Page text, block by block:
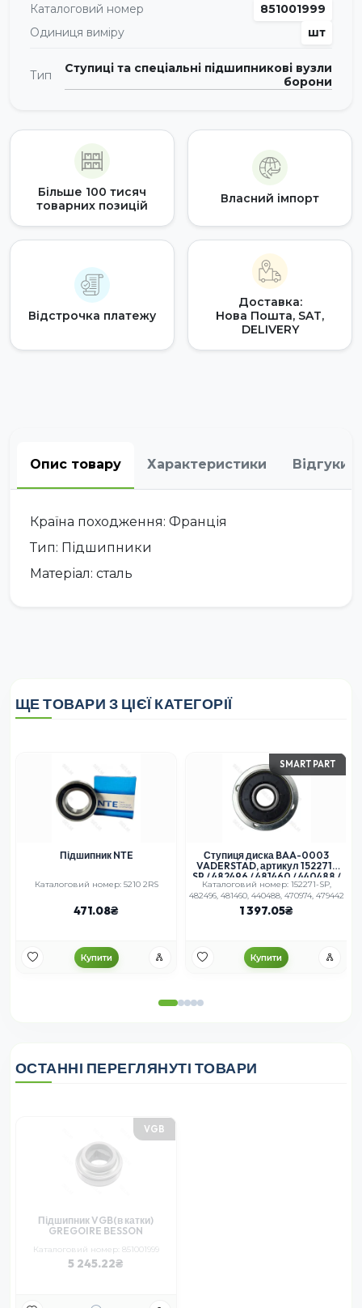
Каталоговий номер
851001999
Одиниця виміру
шт
Тип
Ступиці та спеціальні підшипникові вузли
борони
Більше 100 тисяч
товарних позицій
Власний імпорт
Відстрочка платежу
Доставка:
Нова Пошта, SAT,
DELIVERY
Опис товару Характеристики Відгуки
Країна походження: Франція
Тип: Підшипники
Матеріал: сталь
ЩЕ ТОВАРИ З ЦІЄЇ КАТЕГОРІЇ
Підшипник NTE
Каталоговий номер: 5210 2RS
471.08
Купити
SMART PART
Ступиця диска BAA-0003
VADERSTAD, артикул 152271-
SP / 482496 / 481460 / 440488 /
470974 / 479442 – SMART PART,
сталева
Каталоговий номер: 152271-SP,
482496, 481460, 440488, 470974, 479442
1 397.05
Купити
ОСТАННІ ПЕРЕГЛЯНУТІ ТОВАРИ
VGB
Підшипник VGB(в катки)
GREGOIRE BESSON
Каталоговий номер: 851001999
5 245.22